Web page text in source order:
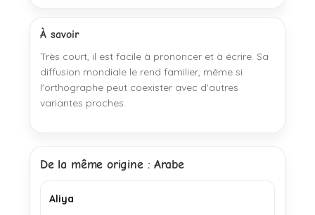
À savoir
Très court, il est facile à prononcer et à écrire. Sa
diffusion mondiale le rend familier, même si
l'orthographe peut coexister avec d'autres
variantes proches.
De la même origine : Arabe
Aliya